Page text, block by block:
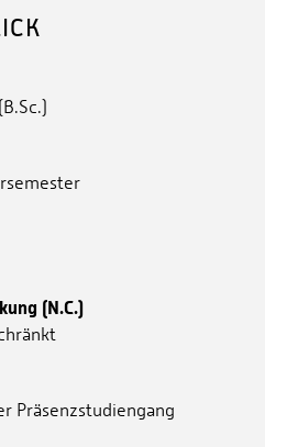
Verantwortung von
Tätigkeit im Berufsfeld
unter Berücksichtigung
sowie in Bezug auf Inklusion
(N.C.)
Präsenzstudiengang